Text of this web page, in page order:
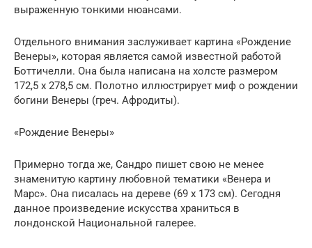
выраженную тонкими нюансами.
Отдельного внимания заслуживает картина «Рождение
Венеры», которая является самой известной работой
Боттичелли. Она была написана на холсте размером
172,5 х 278,5 см. Полотно иллюстрирует миф о рождении
богини Венеры (греч. Афродиты).
«Рождение Венеры»
Примерно тогда же, Сандро пишет свою не менее
знаменитую картину любовной тематики «Венера и
Марс». Она писалась на дереве (69 х 173 см). Сегодня
данное произведение искусства храниться в
лондонской Национальной галерее.